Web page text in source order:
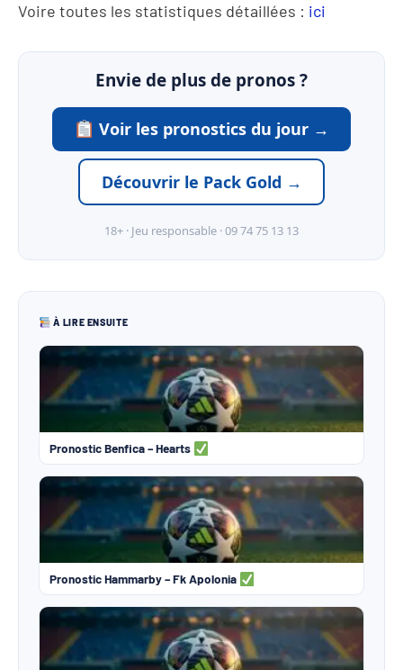
Voire toutes les statistiques détaillées : ici
Envie de plus de pronos ?
Voir les pronostics du jour →
Découvrir le Pack Gold →
18+ · Jeu responsable · 09 74 75 13 13
À LIRE ENSUITE
Pronostic Benfica – Hearts
Pronostic Hammarby – Fk Apolonia